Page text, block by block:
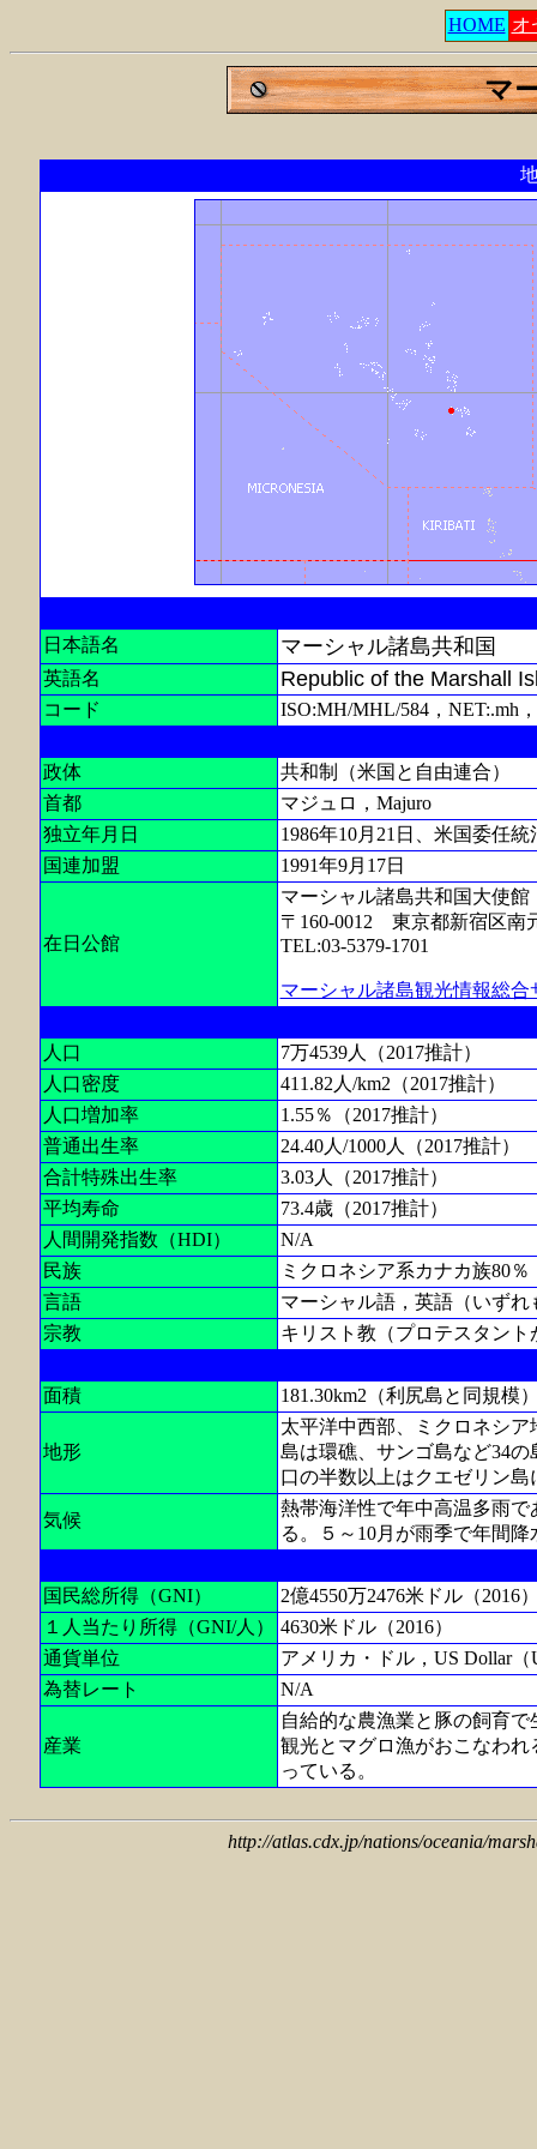
HOME オ
マ
日本語名 マーシャル諸島共和国
英語名 Republic of the Marshall
コード ISO:MH/MHL/584，NET:.mh
政体
共和制（米国と自由連合）
首都
マジュロ，Majuro
独立年月日
1986年10月21日、米国委任
国連加盟
1991年9月17日
在日公館
マーシャル諸島共和国大使館
〒160-0012 東京都新宿区南
TEL:03-5379-1701
マーシャル諸島観光情報総合
人口
7万4539人（2017推計）
人口密度
411.82人/km2（2017推計）
人口増加率
1.55％（2017推計）
普通出生率
24.40人/1000人（2017推計）
合計特殊出生率
3.03人（2017推計）
平均寿命
73.4歳（2017推計）
人間開発指数（HDI）
N/A
民族
ミクロネシア系カナカ族80
言語
マーシャル語，英語（いずれ
宗教
キリスト教（プロテスタント
面積 181.30km2（利尻島と同規模
地形
太平洋中西部、ミクロネシ
島は環礁、サンゴ島など34
口の半数以上はクエゼリン島
気候
熱帯海洋性で年中高温多雨
る。５～10月が雨季で年間降
国民総所得（GNI）
2億4550万2476米ドル（2016
１人当たり所得（GNI/人）
4630米ドル（2016）
通貨単位
アメリカ・ドル，US Dollar（
為替レート
N/A
産業
自給的な農漁業と豚の飼育
観光とマグロ漁がおこなわ
っている。
http://atlas.cdx.jp/nations/oceania/